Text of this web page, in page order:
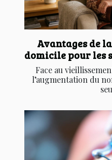
Avantages de
domicile pour les
Face au
l’augmentation du